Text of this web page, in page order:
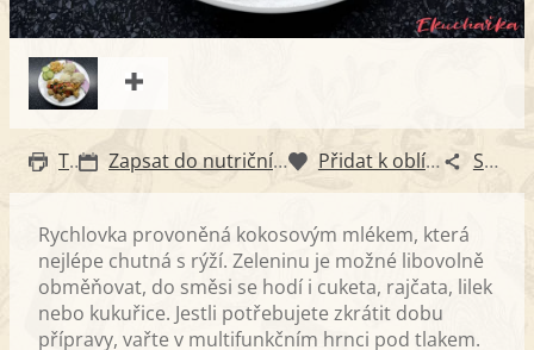
Tisk Zapsat do nutričního diáře Přidat k oblíbeným Sdílet
Rychlovka provoněná kokosovým mlékem, která
nejlépe chutná s rýží. Zeleninu je možné libovolně
obměňovat, do směsi se hodí i cuketa, rajčata, lilek
nebo kukuřice. Jestli potřebujete zkrátit dobu
přípravy, vařte v multifunkčním hrnci pod tlakem.